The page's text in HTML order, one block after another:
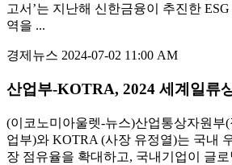
고서’는 지난해 신한금융이 추진한
역을 ...
경제뉴스 2024-07-02 11:00 AM
산업부-KOTRA, 2024 세계일류
(이코노미아울렛-뉴스)산업통상자원부
업부)와 KOTRA (사장 유정열)는 국내
장 점유율을 확대하고, 국내기업이 글